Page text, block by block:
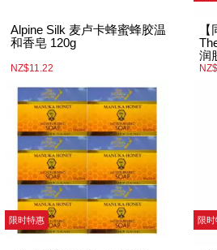
Alpine Silk 麦卢卡蜂蜜蜂胶温
和香皂 120g
NZ$11.22
润
限时特惠 限